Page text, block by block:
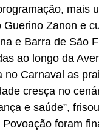
mais
Zanon e
e Barra de São
ao longo da
no Carnaval as
cresça no
e saúde”,
foram